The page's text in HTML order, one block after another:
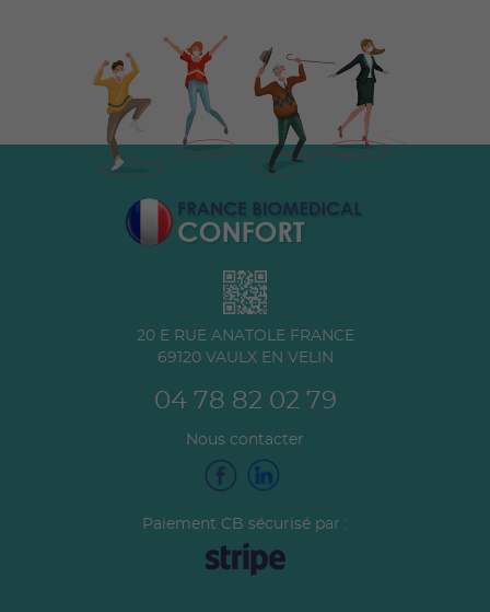
20 E RUE ANATOLE FRANCE
69120 VAULX EN VELIN
04 78 82 02 79
Nous contacter
Paiement CB sécurisé par :